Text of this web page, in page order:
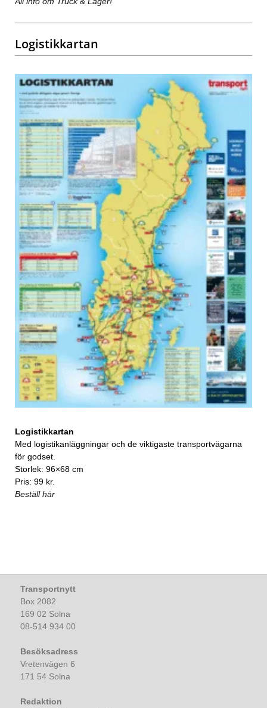
Logistikkartan
Logistikkartan
Med logistikanläggningar och de viktigaste transportvägarna
för godset.
Storlek: 96×68 cm
Pris: 99 kr.
Beställ här
Transportnytt
Box 2082
169 02 Solna
08-514 934 00
Besöksadress
Vretenvägen 6
171 54 Solna
Redaktion